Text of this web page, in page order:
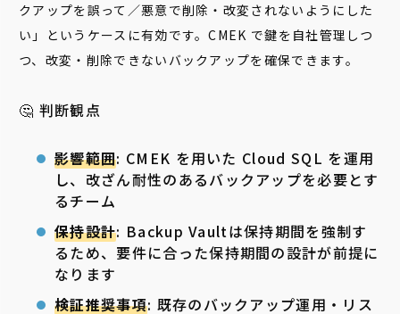
クアップを誤って／悪意で削除・改変されないようにした
い」というケースに有効です。CMEK で鍵を自社管理しつ
つ、改変・削除できないバックアップを確保できます。
🤔 判断観点
影響範囲: CMEK を用いた Cloud SQL を運用
し、改ざん耐性のあるバックアップを必要とす
るチーム
保持設計: Backup Vaultは保持期間を強制す
るため、要件に合った保持期間の設計が前提に
なります
検証推奨事項: 既存のバックアップ運用・リス